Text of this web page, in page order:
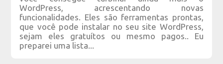
WordPress, acrescentando novas
funcionalidades. Eles são ferramentas prontas,
que você pode instalar no seu site WordPress,
sejam eles gratuítos ou mesmo pagos.. Eu
preparei uma lista...